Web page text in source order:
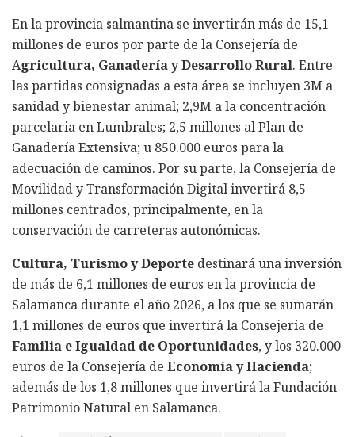
En la provincia salmantina se invertirán más de 15,1
millones de euros por parte de la Consejería de
Agricultura, Ganadería y Desarrollo Rural. Entre
las partidas consignadas a esta área se incluyen 3M a
sanidad y bienestar animal; 2,9M a la concentración
parcelaria en Lumbrales; 2,5 millones al Plan de
Ganadería Extensiva; u 850.000 euros para la
adecuación de caminos. Por su parte, la Consejería de
Movilidad y Transformación Digital invertirá 8,5
millones centrados, principalmente, en la
conservación de carreteras autonómicas.
Cultura, Turismo y Deporte destinará una inversión
de más de 6,1 millones de euros en la provincia de
Salamanca durante el año 2026, a los que se sumarán
1,1 millones de euros que invertirá la Consejería de
Familia e Igualdad de Oportunidades, y los 320.000
euros de la Consejería de Economía y Hacienda;
además de los 1,8 millones que invertirá la Fundación
Patrimonio Natural en Salamanca.